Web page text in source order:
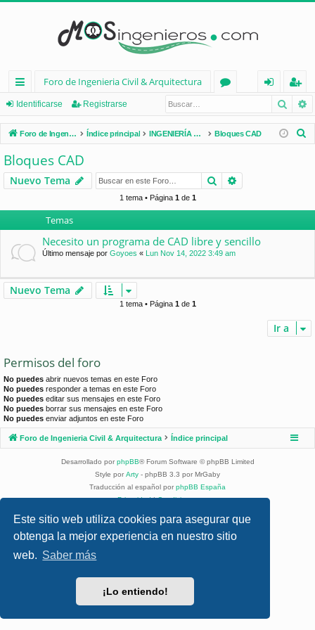
Este sitio web utiliza cookies para asegurar que
obtenga la mejor experiencia en nuestro sitio
web. Saber más
¡Lo entiendo!
nl
ac
es
rá
pi
d
os
Foro de Ingenieria Civil & Arquitectura
os
nt
ifi
e
eg
ist
ra
Identificarse Registrarse
Foro de Ingenieria Civil & Arquitectura Índice principal INGENIERÍA CIVIL (España) Bloques CAD
r
Bloques CAD
Nuevo Tema Buscar
1 tema • Página 1de 1
Temas
Necesito un programa de CAD libre y sencillo
Último mensaje por Goyoes « Lun Nov 14, 2022 3:49 am
Nuevo Tema
1 tema • Página 1de 1
Ir a
Permisos del foro
No puedes abrir nuevos temas en este Foro
No puedes responder a temas en este Foro
No puedes editar sus mensajes en este Foro
No puedes borrar sus mensajes en este Foro
No puedes enviar adjuntos en este Foro
Foro de Ingenieria Civil & Arquitectura Índice principal
Desarrollado por phpBB® Forum Software © phpBB Limited
Style por Arty - phpBB 3.3 por MrGaby
Traducción al español por phpBB España
Privacidad|Condiciones